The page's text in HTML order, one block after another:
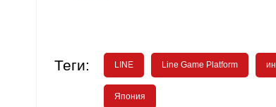
Теги: LINE Line Game Platform
Япония